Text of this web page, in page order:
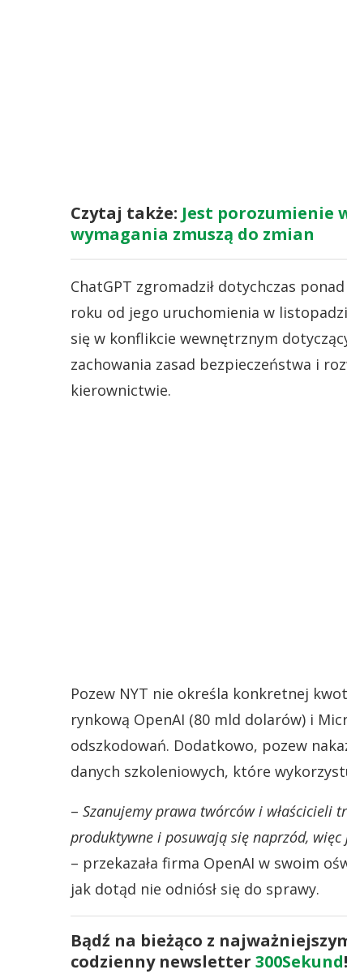
Czytaj także: Jest porozumienie
wymagania zmuszą do zmian
ChatGPT zgromadził dotychczas
roku od jego uruchomienia w
się w konflikcie wewnętrznym
zachowania zasad bezpieczeństwa i
kierownictwie.
Pozew NYT nie określa konkretnej
rynkową OpenAI (80 mld dolarów) i
odszkodowań. Dodatkowo, pozew
danych szkoleniowych, które
– Szanujemy prawa twórców i właścicieli
produktywne i posuwają się naprzód,
– przekazała firma OpenAI w swoim
jak dotąd nie odniósł się do sprawy.
Bądź na bieżąco z
codzienny newsletter 300Sekund